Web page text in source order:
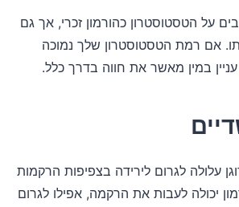
על הטסטוסטרון כהורמון זכרי, אך גם
אם רמת הטסטוסטרון שלך נמוכה
במין מאשר את חווה בדרך כלל.
עלולה לגרום לירידה בצפיפות הרקמות
יכולה לעבות את הרקמה, אפילו לגרום